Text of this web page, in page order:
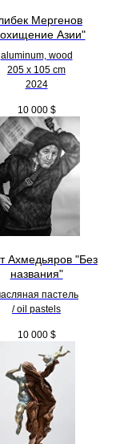
Мергенов
Азии"
aluminum, wood
205 х 105 cm
2024
10 000 $
Ахмедьяров "Без
названия"
пастель
/ oil pastels
10 000 $